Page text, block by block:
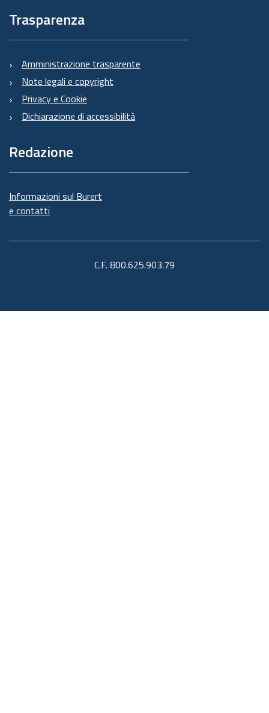
Trasparenza
Amministrazione trasparente
Note legali e copyright
Privacy e Cookie
Dichiarazione di accessibilità
Redazione
Informazioni sul Burert
e contatti
C.F. 800.625.903.79